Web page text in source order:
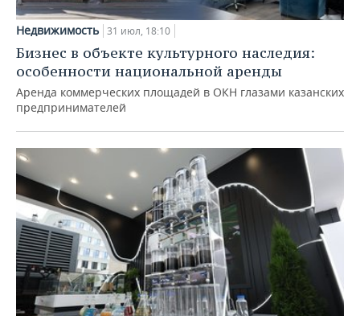
Недвижимость 31 июл, 18:10
Бизнес в объекте культурного наследия:
особенности национальной аренды
Аренда коммерческих площадей в ОКН глазами казанских
предпринимателей